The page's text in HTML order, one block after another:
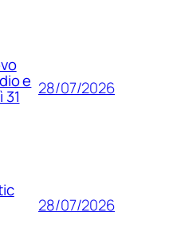
e 28/07/2026
28/07/2026